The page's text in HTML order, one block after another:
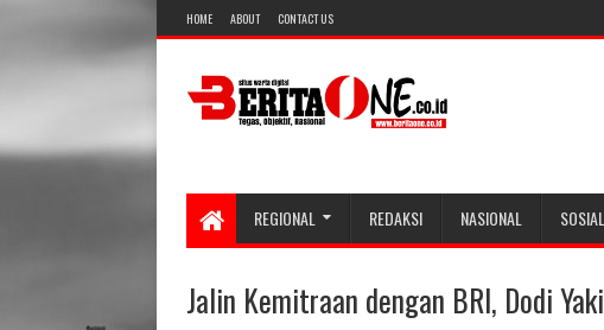
HOME ABOUT CONTACT US
REGIONAL REDAKSI NASIONAL SOSIAL
Jalin Kemitraan dengan BRI, Dodi